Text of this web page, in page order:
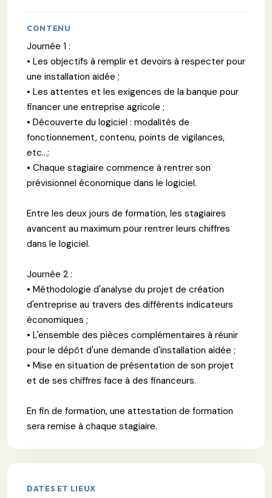
CONTENU
Journée 1 :
• Les objectifs à remplir et devoirs à respecter pour
une installation aidée ;
• Les attentes et les exigences de la banque pour
financer une entreprise agricole ;
• Découverte du logiciel : modalités de
fonctionnement, contenu, points de vigilances,
etc...;
• Chaque stagiaire commence à rentrer son
prévisionnel économique dans le logiciel.
Entre les deux jours de formation, les stagiaires
avancent au maximum pour rentrer leurs chiffres
dans le logiciel.
Journée 2 :
• Méthodologie d'analyse du projet de création
d'entreprise au travers des différents indicateurs
économiques ;
• L'ensemble des pièces complémentaires à réunir
pour le dépôt d'une demande d'installation aidée ;
• Mise en situation de présentation de son projet
et de ses chiffres face à des financeurs.
En fin de formation, une attestation de formation
sera remise à chaque stagiaire.
DATES ET LIEUX